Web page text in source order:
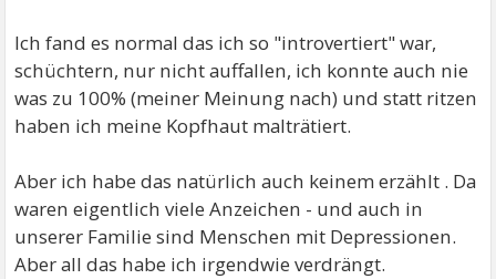
Ich fand es normal das ich so "introvertiert" war,
schüchtern, nur nicht auffallen, ich konnte auch nie
was zu 100% (meiner Meinung nach) und statt ritzen
haben ich meine Kopfhaut malträtiert.
Aber ich habe das natürlich auch keinem erzählt . Da
waren eigentlich viele Anzeichen - und auch in
unserer Familie sind Menschen mit Depressionen.
Aber all das habe ich irgendwie verdrängt.